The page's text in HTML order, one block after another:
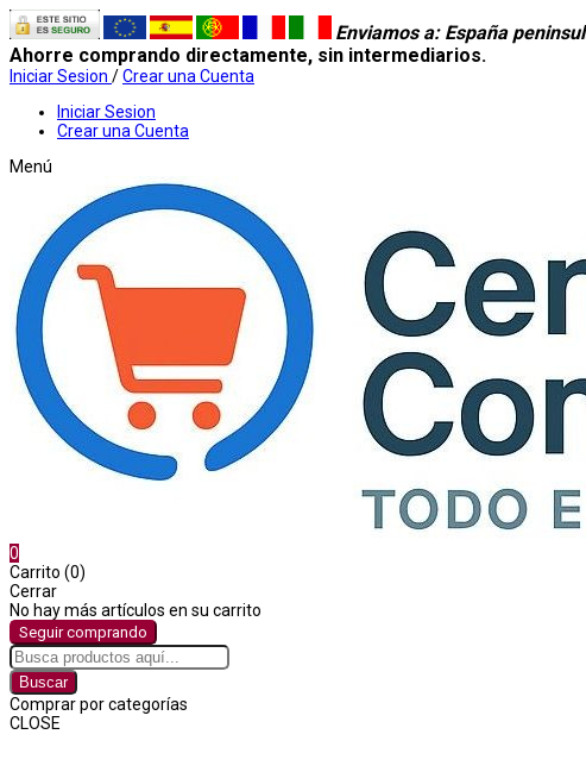
Enviamos a: España
Ahorre comprando directamente, sin intermediarios.
Iniciar Sesion /Crear una Cuenta
Iniciar Sesion
Crear una Cuenta
Menú
0
Carrito (0)
Cerrar
No hay más artículos en su carrito
Seguir comprando
Buscar
Comprar por categorías
CLOSE